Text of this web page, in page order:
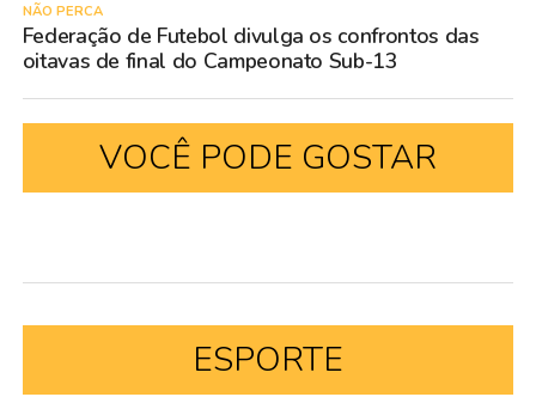
NÃO PERCA
Federação de Futebol divulga os confrontos das
oitavas de final do Campeonato Sub-13
VOCÊ PODE GOSTAR
ESPORTE